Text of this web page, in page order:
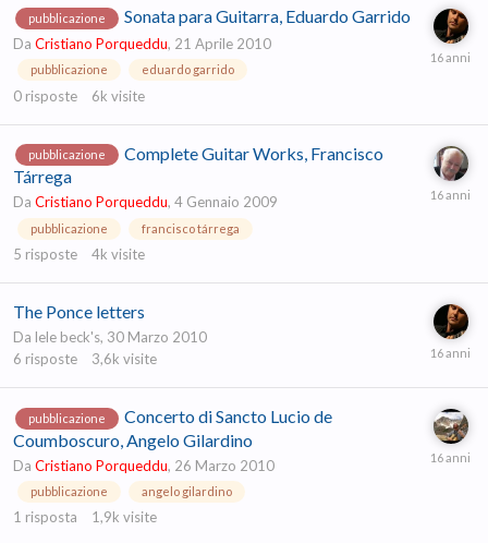
pubblicazione Sonata para Guitarra, Eduardo Garrido
Da Cristiano Porqueddu, 21 Aprile 2010
pubblicazione eduardo garrido
0 risposte 6k visite
pubblicazione
Complete Guitar Works, Francisco
Tárrega
Da Cristiano Porqueddu, 4 Gennaio 2009
pubblicazione francisco tárrega
5 risposte 4k visite
The Ponce letters
Da lele beck's, 30 Marzo 2010
6 risposte 3,6k visite
pubblicazione
Concerto di Sancto Lucio de
Coumboscuro, Angelo Gilardino
Da Cristiano Porqueddu, 26 Marzo 2010
pubblicazione angelo gilardino
1 risposta 1,9k visite